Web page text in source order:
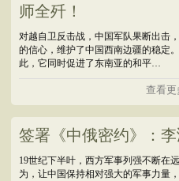
师全歼！
对越自卫反击战，中国军队果断出击
的信心，维护了中国西南边疆的稳定
此，它同时促进了东南亚的和平…
查看更
签署《中俄密约》：
19世纪下半叶，西方军事列强不断在
为，让中国保持相对强大的军事力量